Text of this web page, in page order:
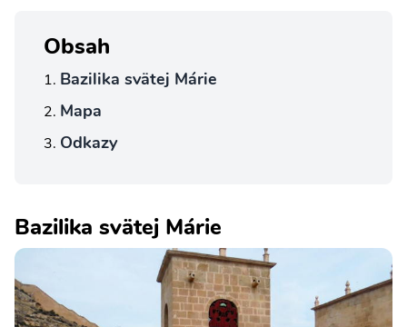
Obsah
Bazilika svätej Márie
Mapa
Odkazy
Bazilika svätej Márie